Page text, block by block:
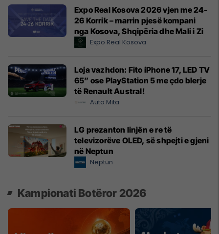
Expo Real Kosova 2026 vjen me 24-
26 Korrik – marrin pjesë kompani
nga Kosova, Shqipëria dhe Mali i Zi
Expo Real Kosova
Loja vazhdon: Fito iPhone 17, LED TV
65” ose PlayStation 5 me çdo blerje
të Renault Austral!
Auto Mita
LG prezanton linjën e re të
televizorëve OLED, së shpejti e gjeni
në Neptun
Neptun
Kampionati Botëror 2026